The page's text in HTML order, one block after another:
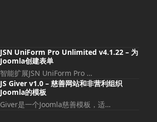
JSN UniForm Pro Unlimited v4.1.22 – 为
Joomla创建表单
智能扩展JSN UniForm Pro …
JS Giver v1.0 – 慈善网站和非营利组织
Joomla的模板
Giver是一个Joomla慈善模板，适…